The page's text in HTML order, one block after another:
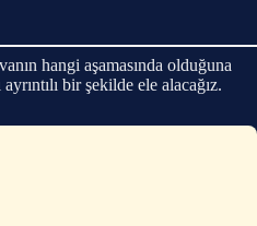
hangi aşamasında olduğuna
bir şekilde ele alacağız.